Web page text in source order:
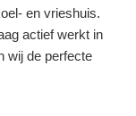
en vrieshuis.
actief werkt in
wij de perfecte